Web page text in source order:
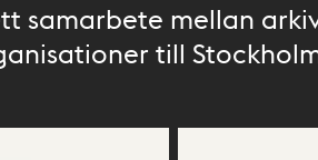
samarbete mellan
till